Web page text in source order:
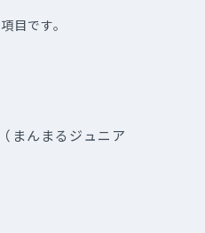
目です。
まんまるジュニア